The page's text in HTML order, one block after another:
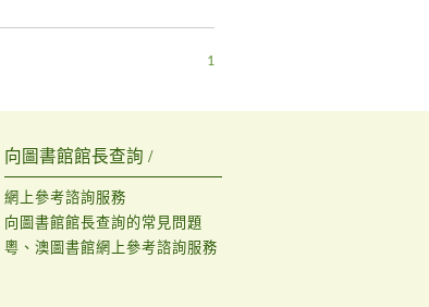
1
向圖書館館長查詢 /
網上參考諮詢服務
向圖書館館長查詢的常見問題
粵、澳圖書館網上參考諮詢服務